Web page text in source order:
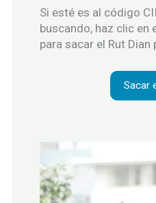
Si esté es al código
buscando, haz clic en
para sacar el Rut Dian
Sacar